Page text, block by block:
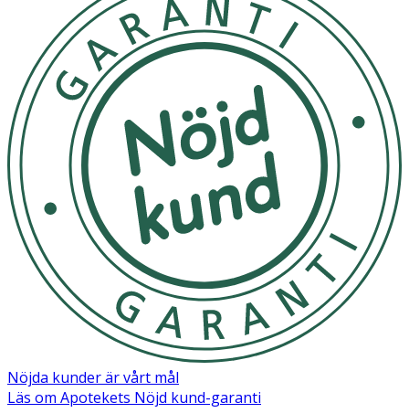
Nöjda kunder är vårt mål
Läs om Apotekets Nöjd kund-garanti